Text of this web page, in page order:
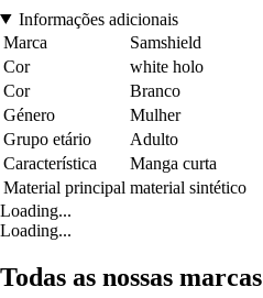
Informações adicionais
Marca
Samshield
Cor
white holo
Cor
Branco
Género
Mulher
Grupo etário
Adulto
Característica
Manga curta
Material principal material sintético
Loading...
Loading...
Todas as nossas marcas